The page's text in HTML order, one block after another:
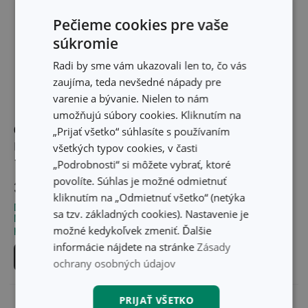
Cukrárske košíčky
DELÍCIA ø 6,0 cm,
100 ks, farebné
3,20 €
Dostupné v eshope
Môžete mať ihneď v 30
predajniach
Do košíka
Cukrárske košíčky
DELÍCIA ø 6 cm, 60 ks,
ku káve
2,90 €
Dostupné v eshope
Môžete mať ihneď v 31
predajniach
Do košíka
Pečieme cookies pre vaše
súkromie
Radi by sme vám ukazovali len to, čo vás
zaujíma, teda nevšedné nápady pre
varenie a bývanie. Nielen to nám
umožňujú súbory cookies. Kliknutím na
„Prijať všetko“ súhlasíte s používaním
všetkých typov cookies, v časti
„Podrobnosti“ si môžete vybrať, ktoré
povolíte. Súhlas je možné odmietnuť
kliknutím na „Odmietnuť všetko“ (netýka
sa tzv. základných cookies). Nastavenie je
možné kedykoľvek zmeniť. Ďalšie
informácie nájdete na stránke Zásady
ochrany osobných údajov
PRIJAŤ VŠETKO